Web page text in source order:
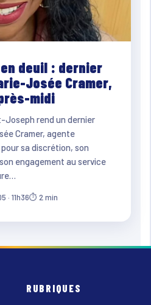
deuil : dernier
Josée Cramer,
midi
Joseph rend un dernier
Cramer, agente
sa discrétion, son
engagement au service
· 11h36⏱ 2 min
RUBRIQUES